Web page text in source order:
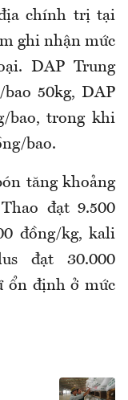
chính trị tại
ghi nhận mức
DAP Trung
50kg, DAP
bao, trong khi
bao.
tăng khoảng
đạt 9.500
đồng/kg, kali
đạt 30.000
ổn định ở mức